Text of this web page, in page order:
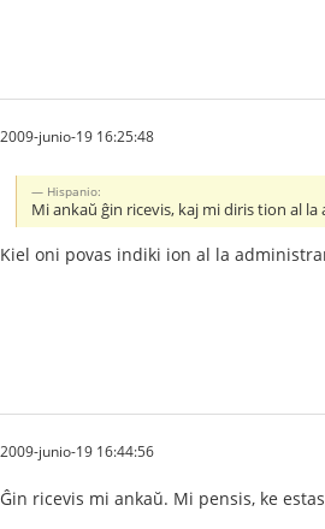
2009-junio-19 16:25:48
Hispanio:
Mi ankaŭ ĝin ricevis, kaj mi diris tion al
Kiel oni povas indiki ion al la
2009-junio-19 16:44:56
Ĝin ricevis mi ankaŭ. Mi pensis, ke